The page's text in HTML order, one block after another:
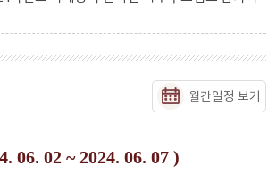
월간일정 보기
06. 02 ~ 2024. 06. 07 )